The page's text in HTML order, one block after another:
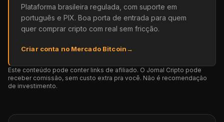
Plataforma brasileira regulada, com suporte em
português e PIX. Boa porta de entrada para quem
quer comprar cripto com real sem fricção.
Criar conta no Mercado Bitcoin→
Este conteúdo pode conter links de afiliado. O Jornal Cripto pode
receber comissão, sem custo extra pra você. Não é recomendação
de investimento.